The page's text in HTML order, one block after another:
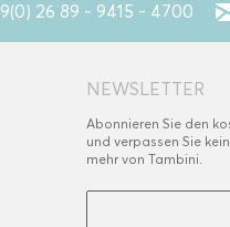
26 89 - 9415 - 4700
NEWSLETTER
Abonnieren Sie den
und verpassen Sie
mehr von Tambini.